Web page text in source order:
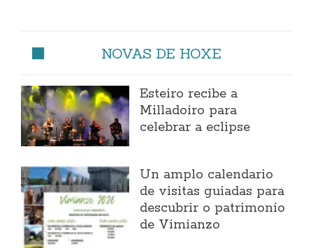
NOVAS DE HOXE
Esteiro recibe a
Milladoiro para
celebrar a eclipse
Un amplo calendario
de visitas guiadas para
descubrir o patrimonio
de Vimianzo